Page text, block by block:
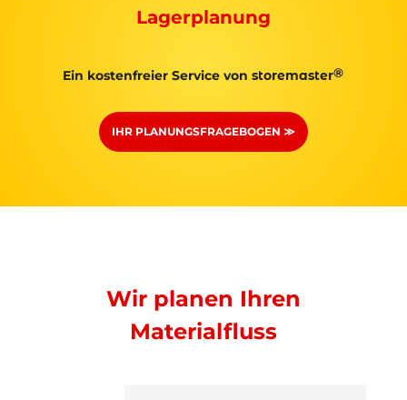
Lagerplanung
Ein kostenfreier Service vonstoremaster®
IHR PLANUNGSFRAGEBOGEN ≫
Wir planen Ihren
Materialfluss